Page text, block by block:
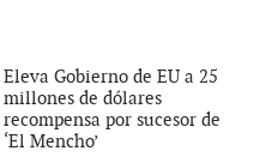
Eleva Gobierno de EU a 25
millones de dólares
recompensa por sucesor de
‘El Mencho’